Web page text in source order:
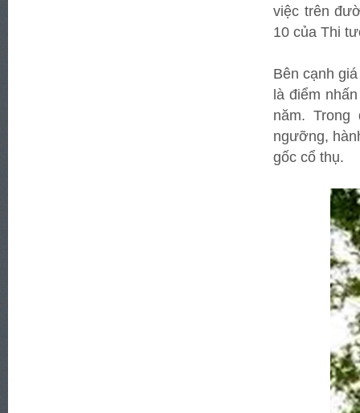
việc trên
10 của Thi
Bên cạnh
là điểm
năm.
ngưỡng,
gốc cổ thụ.